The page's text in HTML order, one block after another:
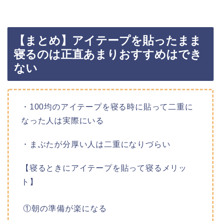
【まとめ】アイテープを貼ったまま
寝るのは正直あまりおすすめはでき
ない
・100均のアイテープを寝る時に貼って二重に
なった人は実際にいる
・まぶたが分厚い人は二重になりづらい
【寝るときにアイテープを貼って寝るメリッ
ト】
①朝の準備が楽になる